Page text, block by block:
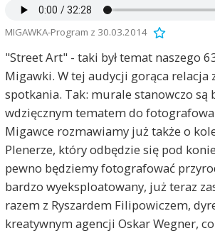
MIGAWKA-Program z 30.03.2014
"Street Art" - taki był temat naszego
Migawki. W tej audycji gorąca relacja
spotkania. Tak: murale stanowczo są
wdzięcznym tematem do
Migawce rozmawiamy już także o
Plenerze, który odbędzie się pod
pewno będziemy fotografować
bardzo wyeksploatowany, już teraz
razem z Ryszardem Filipowiczem,
kreatywnym agencji Oskar Wegner,